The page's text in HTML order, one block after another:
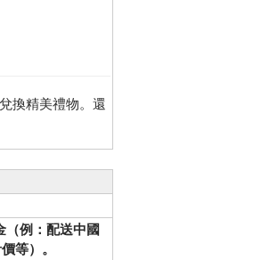
換精美禮物。還
（例：配送中國
等）。